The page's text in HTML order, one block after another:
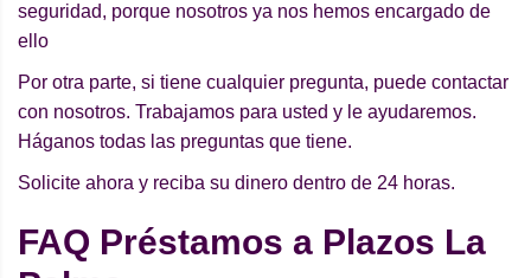
seguridad, porque nosotros ya nos hemos encargado de
ello
Por otra parte, si tiene cualquier pregunta, puede contactar
con nosotros. Trabajamos para usted y le ayudaremos.
Háganos todas las preguntas que tiene.
Solicite ahora y reciba su dinero dentro de 24 horas.
FAQ Préstamos a Plazos La